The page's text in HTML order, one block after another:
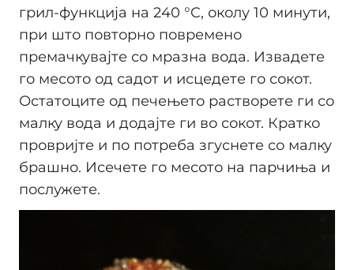
грил-функција на 240 °C, околу 10 минути,
при што повторно повремено
премачкувајте со мразна вода. Извадете
го месото од садот и исцедете го сокот.
Остатоците од печењето растворете ги со
малку вода и додајте ги во сокот. Кратко
провријте и по потреба згуснете со малку
брашно. Исечете го месото на парчиња и
послужете.